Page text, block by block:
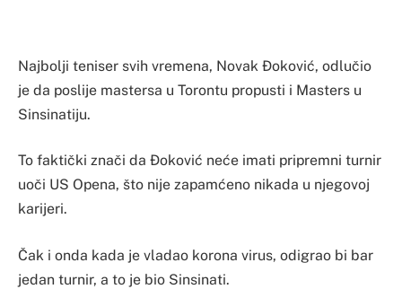
Najbolji teniser svih vremena, Novak Đoković, odlučio
je da poslije mastersa u Torontu propusti i Masters u
Sinsinatiju.
To faktički znači da Đoković neće imati pripremni turnir
uoči US Opena, što nije zapamćeno nikada u njegovoj
karijeri.
Čak i onda kada je vladao korona virus, odigrao bi bar
jedan turnir, a to je bio Sinsinati.